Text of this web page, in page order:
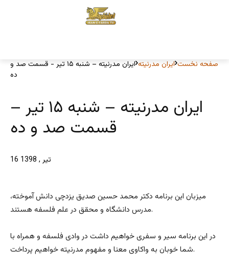
صفحه نخست ایران مدرنیته
ایران مدرنیته – شنبه ۱۵ تیر - قسمت صد و
ده
ایران مدرنیته – شنبه ۱۵ تیر –
قسمت صد و ده
16 تیر , 1398
میزبان این برنامه دکتر محمد حسین صدیق یزدچی دانش آموخته،
مدرس دانشگاه و محقق در علم فلسفه هستند.
در این برنامه سیر و سفری خواهیم داشت در وادی فلسفه و همراه با
شما خوبان به واکاوی معنا و مفهوم مدرنیته خواهیم پرداخت.